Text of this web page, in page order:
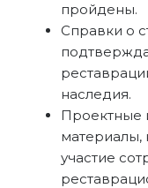
пройдены.
Справки о
наследия.
Проектные
материалы,
участие